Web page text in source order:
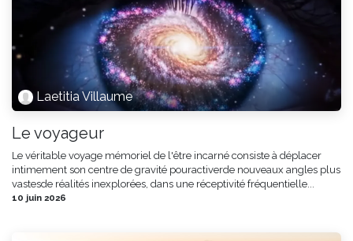
Laetitia Villaume
Le voyageur
Le véritable voyage mémoriel de l'être incarné consiste à déplacer
intimement son centre de gravité pouractiverde nouveaux angles plus
vastesde réalités inexplorées, dans une réceptivité fréquentielle...
10 juin 2026